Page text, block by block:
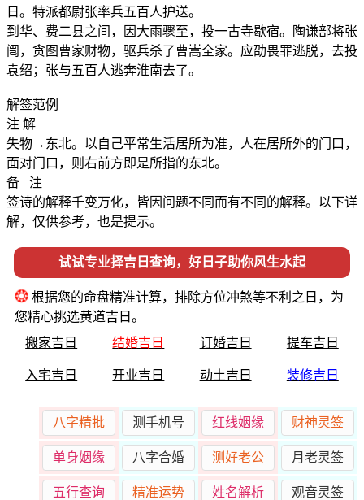
日。特派都尉张率兵五百人护送。
到华、费二县之间，因大雨骤至，投一古寺歇宿。陶谦部将张
闿，贪图曹家财物，驱兵杀了曹嵩全家。应劭畏罪逃脱，去投
袁绍；张与五百人逃奔淮南去了。
解签范例
注 解
失物→东北。以自己平常生活居所为准，人在居所外的门口，
面对门口，则右前方即是所指的东北。
备 注
签诗的解释千变万化，皆因问题不同而有不同的解释。以下详
解，仅供参考，也是提示。
试试专业择吉日查询，好日子助你风生水起
❂ 根据您的命盘精准计算，排除方位冲煞等不利之日，为
您精心挑选黄道吉日。
搬家吉日
结婚吉日 订婚吉日 提车吉日
入宅吉日 开业吉日 动土吉日 装修吉日
八字精批 测手机号 红线姻缘 财神灵签
单身姻缘 八字合婚 测好老公 月老灵签
五行查询 精准运势 姓名解析 观音灵签